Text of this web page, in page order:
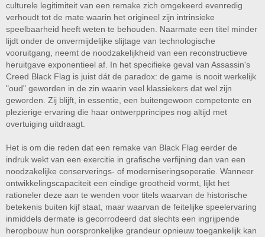
culturele legitimiteit van een remake zich omgekeerd evenredig
verhoudt tot de mate waarin het origineel zijn intrinsieke
speelbaarheid heeft weten te behouden. Naarmate een titel minder
lijdt onder de onvermijdelijke slijtage van technologische
vooruitgang, neemt de noodzakelijkheid van een reconstructieve
heruitgave exponentieel af. In het specifieke geval van Assassin's
Creed Black Flag is juist dát de paradox: de game is nooit werkelijk
"oud" geworden in de zin waarin veel klassiekers dat wel zijn
geworden. Zij blijft, in essentie, een buitengewoon competente en
plezierige ervaring die haar ontwerpprincipes nog altijd met
overtuiging uitdraagt.
Het is om die reden dat een remake van Black Flag eerder de
indruk wekt van een exercitie in grafische verfijning dan van een
noodzakelijke conserverings- of moderniseringsoperatie. Wanneer
ontwikkelingscapaciteit een eindige grootheid vormt, lijkt het
rationeler deze aan te wenden voor titels waarvan de historische
betekenis buiten kijf staat, maar waarvan de feitelijke speelervaring
inmiddels dermate is gecorrodeerd dat slechts een ingrijpende
heropbouw hun oorspronkelijke grandeur opnieuw toegankelijk kan